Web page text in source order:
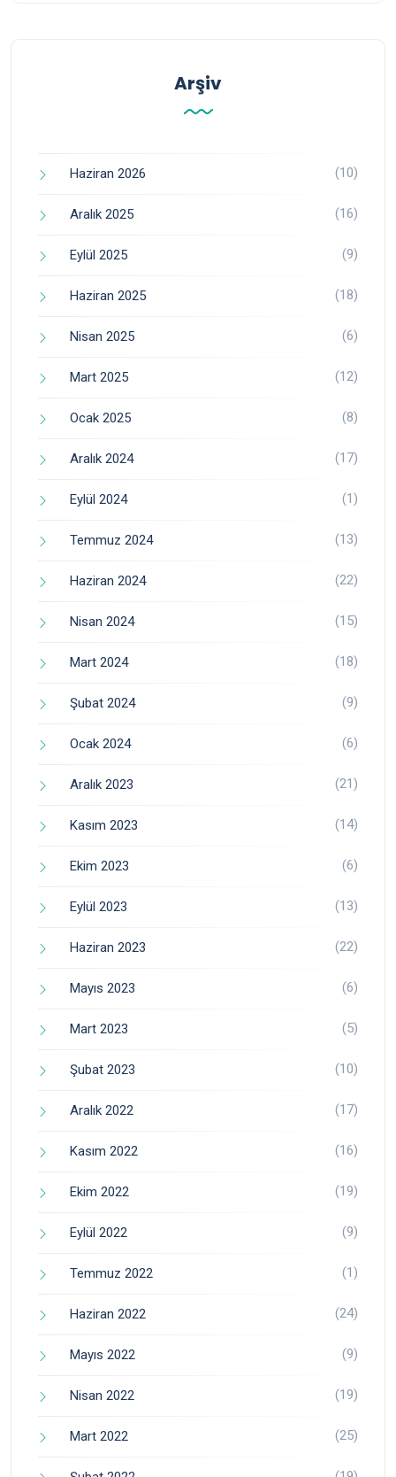
Arşiv
Haziran 2026 (10)
Aralık 2025 (16)
Eylül 2025 (9)
Haziran 2025 (18)
Nisan 2025 (6)
Mart 2025 (12)
Ocak 2025 (8)
Aralık 2024 (17)
Eylül 2024 (1)
Temmuz 2024 (13)
Haziran 2024 (22)
Nisan 2024 (15)
Mart 2024 (18)
Şubat 2024 (9)
Ocak 2024 (6)
Aralık 2023 (21)
Kasım 2023 (14)
Ekim 2023 (6)
Eylül 2023 (13)
Haziran 2023 (22)
Mayıs 2023 (6)
Mart 2023 (5)
Şubat 2023 (10)
Aralık 2022 (17)
Kasım 2022 (16)
Ekim 2022 (19)
Eylül 2022 (9)
Temmuz 2022 (1)
Haziran 2022 (24)
Mayıs 2022 (9)
Nisan 2022 (19)
Mart 2022 (25)